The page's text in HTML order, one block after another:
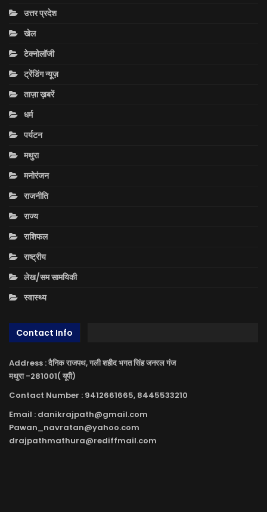
उत्तर प्रदेश
खेल
टेक्नोलॉजी
ट्रेंडिंग न्यूज़
ताज़ा ख़बरें
धर्म
पर्यटन
मथुरा
मनोरंजन
राजनीति
राज्य
राशिफल
राष्ट्रीय
लेख/सम सामयिकी
स्वास्थ्य
Contact Info
Address : दैनिक राजपथ, गली शहीद भगत सिंह जनरल गंज
मथुरा -281001( यूपी)
Contact Number : 9412661665, 8445533210
Email : danikrajpath@gmail.com
Pawan_navratan@yahoo.com
drajpathmathura@rediffmail.com